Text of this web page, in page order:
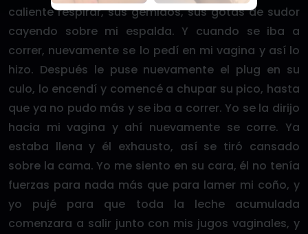
caliente respirar, sus gemidos, sus gotas de sudor
cayendo sobre mi espalda. Y cuando se iba a
correr, nuevamente se lo pedí en mi vagina y así lo
hizo. Después le puse nuevamente el plug en su
culo, lo encendí y comencé a chupar su pico, hasta
que ya no pudo más y se iba a correr. Yo se la dirijo
hacia mi vagina y ahí nuevamente se corre. Ya
estaba llena y él exhausto, así se tiró cansado
sobre la cama. Yo me siento en su cara, él no tenía
fuerzas para nada más que para lamer mi coño, y
yo pujé para que toda la leche acumulada
comenzara a salir junto con mis jugos vaginales, y